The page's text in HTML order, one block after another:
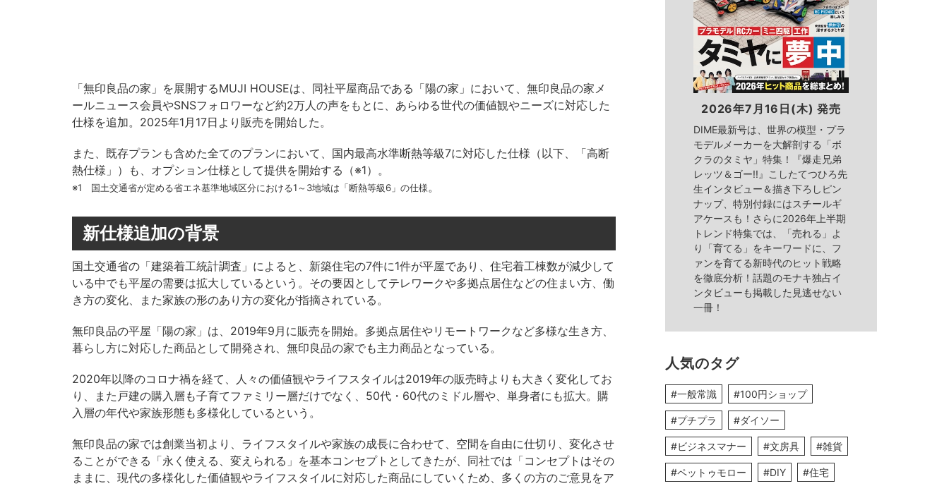
「無印良品の家」を展開するMUJI HOUSEは、同社平屋商品である「陽の家」において、無印良品の家メ
ールニュース会員やSNSフォロワーなど約2万人の声をもとに、あらゆる世代の価値観やニーズに対応した
仕様を追加。2025年1月17日より販売を開始した。
また、既存プランも含めた全てのプランにおいて、国内最高水準断熱等級7に対応した仕様（以下、「高断
熱仕様」）も、オプション仕様として提供を開始する（※1）。
※1 国土交通省が定める省エネ基準地域区分における1～3地域は「断熱等級6」の仕様。
新仕様追加の背景
国土交通省の「建築着工統計調査」によると、新築住宅の7件に1件が平屋であり、住宅着工棟数が減少して
いる中でも平屋の需要は拡大しているという。その要因としてテレワークや多拠点居住などの住まい方、働
き方の変化、また家族の形のあり方の変化が指摘されている。
無印良品の平屋「陽の家」は、2019年9月に販売を開始。多拠点居住やリモートワークなど多様な生き方、
暮らし方に対応した商品として開発され、無印良品の家でも主力商品となっている。
2020年以降のコロナ禍を経て、人々の価値観やライフスタイルは2019年の販売時よりも大きく変化してお
り、また戸建の購入層も子育てファミリー層だけでなく、50代・60代のミドル層や、単身者にも拡大。購
入層の年代や家族形態も多様化しているという。
無印良品の家では創業当初より、ライフスタイルや家族の成長に合わせて、空間を自由に仕切り、変化させ
ることができる「永く使える、変えられる」を基本コンセプトとしてきたが、同社では「コンセプトはその
ままに、現代の多様化した価値観やライフスタイルに対応した商品にしていくため、多くの方のご意見をア
2026年7月16日(木) 発売
DIME最新号は、世界の模型・プラ
モデルメーカーを大解剖する「ボ
クラのタミヤ」特集！『爆走兄弟
レッツ＆ゴー!!』こしたてつひろ先
生インタビュー＆描き下ろしピン
ナップ、特別付録にはスチールギ
アケースも！さらに2026年上半期
トレンド特集では、「売れる」よ
り「育てる」をキーワードに、フ
ァンを育てる新時代のヒット戦略
を徹底分析！話題のモナキ独占イ
ンタビューも掲載した見逃せない
一冊！
人気のタグ
#一般常識 #100円ショップ
#プチプラ #ダイソー
#ビジネスマナー #文房具 #雑貨
#ペットゥモロー #DIY #住宅